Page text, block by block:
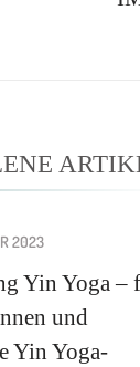
2023
Yin Yoga –
und
Yin Yoga-